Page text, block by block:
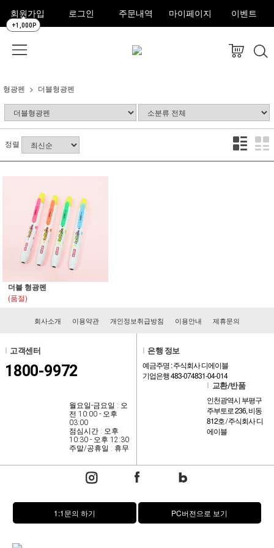
회원가입
+1,000P
로그인 주문내역 마이페이지 이벤트
형광펜 더블형광펜
정렬
더블 형광펜
(품절)
회사소개 이용약관 개인정보취급방침 이용안내 제휴문의
고객센터
1800-9972
월요일-금요일 : 오
전 10:00 - 오후
03:00
점심시간 : 오후
10:30 - 오후 12:30
주말/공휴일 : 휴무
은행 정보
예금주명 : 주식회사 디에이블
기업은행 483-074831-04-014
교환/반품
인천광역시 부평구
주부토로 236, 비동
812호 / 주식회사 디
에이블
1:1문의 하기 PC버전으로 보기